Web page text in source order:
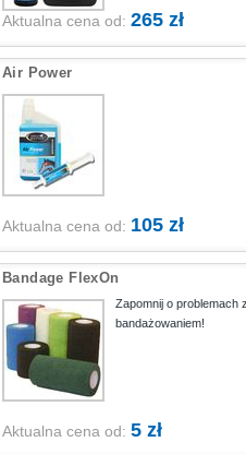
Aktualna cena od: 265 zł
Air Power
Aktualna cena od: 105 zł
Bandage FlexOn
Zapomnij o problemach
bandażowaniem!
Aktualna cena od: 5 zł